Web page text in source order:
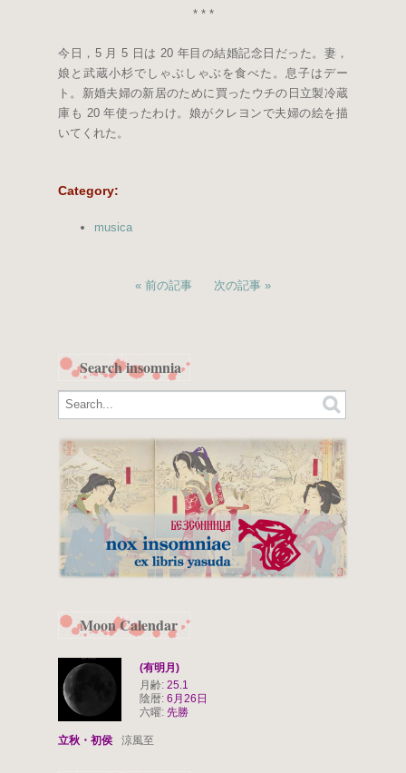
* * *
今日，5 月 5 日は 20 年目の結婚記念日だった。妻，
娘と武蔵小杉でしゃぶしゃぶを食べた。息子はデー
ト。新婚夫婦の新居のために買ったウチの日立製冷蔵
庫も 20 年使ったわけ。娘がクレヨンで夫婦の絵を描
いてくれた。
Category:
musica
前の記事 次の記事
Search insomnia
Moon Calendar
(有明月)
月齢: 25.1
陰暦: 6月26日
六曜: 先勝
立秋・初侯 涼風至